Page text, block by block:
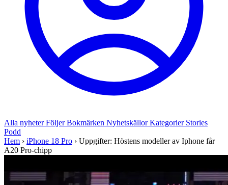
Alla nyheterFöljerBokmärken NyhetskällorKategorier Stories
Podd
Hem › iPhone 18 Pro › Uppgifter: Höstens modeller av Iphone får
A20 Pro-chipp